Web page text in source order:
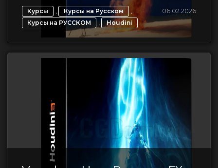
Курсы , Курсы на Русском ,
Курсы на РУССКОМ , Houdini
06.02.2026